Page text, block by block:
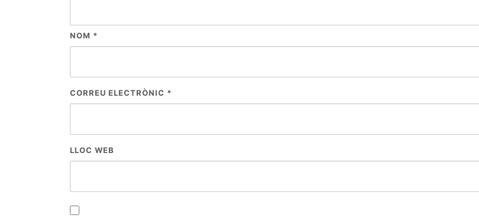
NOM *
CORREU ELECTRÒNIC *
LLOC WEB